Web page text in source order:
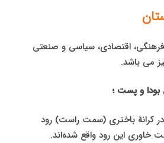
فرهنگی، اقتصادی، سیاسی و صنعتی
می باشد.
و پست ؛
کرانهٔ باختری (سمت راست) رود
خاوری این رود واقع شده‌اند.